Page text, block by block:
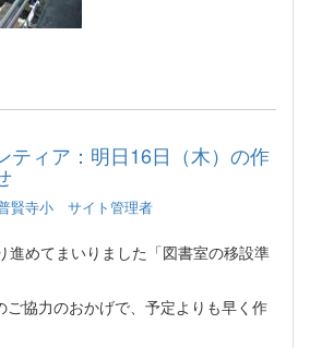
ティア：明日16日（木）の作
賢寺小 サイト管理者
めてまいりました「図書室の移設準
ご協力のおかげで、予定よりも早く作